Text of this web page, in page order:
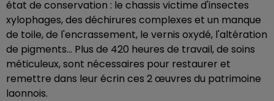
état de conservation : le chassis victime d'insectes
xylophages, des déchirures complexes et un manque
de toile, de l'encrassement, le vernis oxydé, l'altération
de pigments... Plus de 420 heures de travail, de soins
méticuleux, sont nécessaires pour restaurer et
remettre dans leur écrin ces 2 œuvres du patrimoine
laonnois.